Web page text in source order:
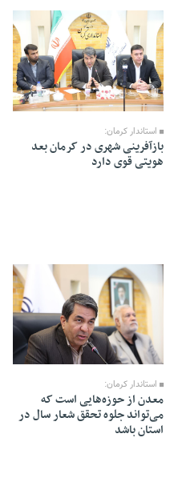
24 Farvardin 1405 - 15:31
استاندار کرمان:
بازآفرینی شهری در کرمان بعد
هویتی قوی دارد
20 Farvardin 1405 - 13:40
استاندار کرمان:
معدن از حوزه‌هایی است که
می‌تواند جلوه تحقق شعار سال در
استان باشد